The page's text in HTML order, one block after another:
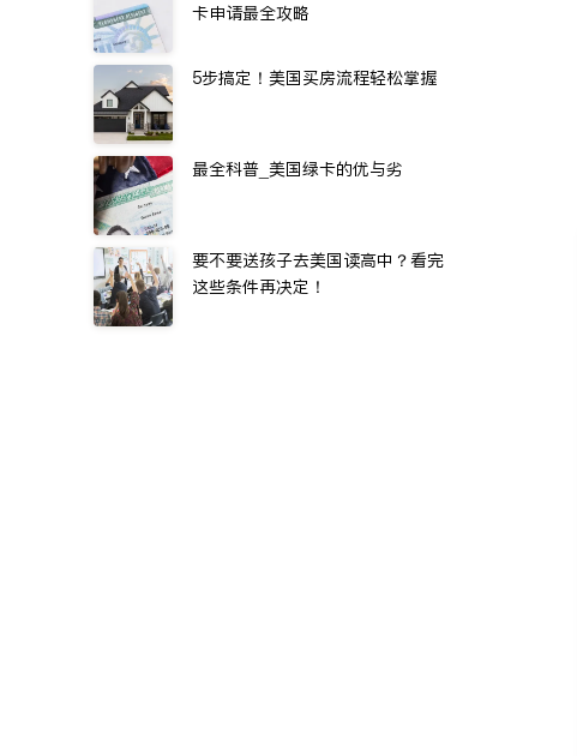
卡申请最全攻略
5步搞定！美国买房流程轻松掌握
最全科普_美国绿卡的优与劣
要不要送孩子去美国读高中？看完
这些条件再决定！